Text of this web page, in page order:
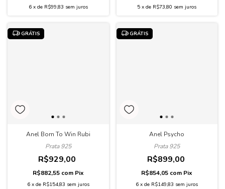
6 x de R$99,83 sem juros 5 xde R$73,80 sem juros
GRÁTIS
Anel Born To Win Rubi
Prata 925
R$929,00
R$882,55 com Pix
6 x de R$154,83 sem juros
GRÁTIS
Anel Psycho
Prata 925
R$899,00
R$854,05 com Pix
6 xde R$149,83 sem juros